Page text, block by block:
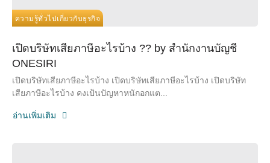
ความรู้ทั่วไปเกี่ยวกับธุรกิจ
เปิดบริษัทเสียภาษีอะไรบ้าง ?? by สำนักงานบัญชี
ONESIRI
เปิดบริษัทเสียภาษีอะไรบ้าง เปิดบริษัทเสียภาษีอะไรบ้าง เปิดบริษัท
เสียภาษีอะไรบ้าง คงเป้นปัญหาหนักอกแต...
อ่านเพิ่มเติม